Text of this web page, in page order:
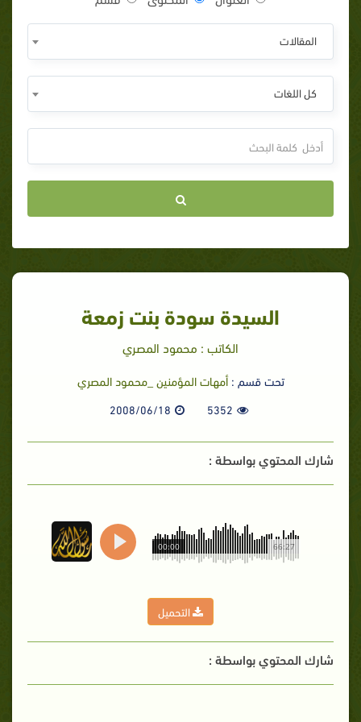
المقالات
كل اللغات
السيدة سودة بنت زمعة
الكاتب : محمود المصري
تحت قسم :أمهات المؤمنين _محمود المصري
5352
2008/06/18
شارك المحتوي بواسطة :
66:27
00:00
التحميل
شارك المحتوي بواسطة :